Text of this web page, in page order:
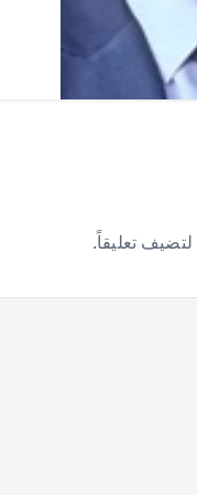
لتضيف تعليقاً.